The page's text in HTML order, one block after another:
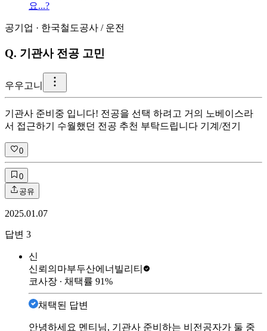
요...?
공기업 · 한국철도공사 / 운전
Q. 기관사 전공 고민
우우고니
기관사 준비중 입니다! 전공을 선택 하려고 거의 노베이스라
서 접근하기 수월했던 전공 추천 부탁드립니다 기계/전기
0
0
공유
2025.01.07
답변 3
신
신뢰의마부두산에너빌리티
코사장 ∙ 채택률 91%
채택된 답변
안녕하세요 멘티님, 기관사 준비하는 비전공자가 둘 중